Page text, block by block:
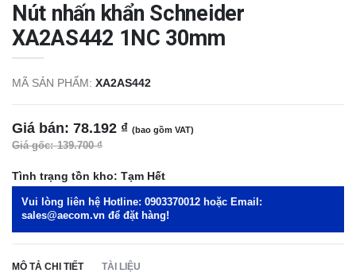
Nút nhấn khẩn Schneider
XA2AS442 1NC 30mm
MÃ SẢN PHẨM: XA2AS442
Giá bán: 78.192 ₫ (bao gồm VAT)
Giá gốc: 139.700 ₫
Tình trạng tồn kho: Tạm Hết
Vui lòng liên hệ Hotline: 0903370012 hoặc Email:
sales@aecom.vn để đặt hàng!
MÔ TẢ CHI TIẾT TÀI LIỆU